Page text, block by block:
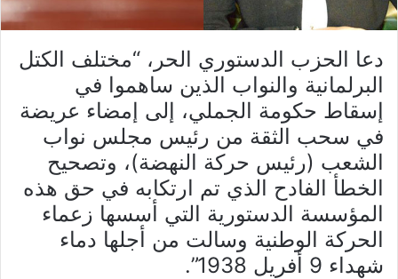
دعا الحزب الدستوري الحر، “مختلف الكتل
البرلمانية والنواب الذين ساهموا في
إسقاط حكومة الجملي، إلى إمضاء عريضة
في سحب الثقة من رئيس مجلس نواب
الشعب (رئيس حركة النهضة)، وتصحيح
الخطأ الفادح الذي تم ارتكابه في حق هذه
المؤسسة الدستورية التي أسسها زعماء
الحركة الوطنية وسالت من أجلها دماء
شهداء 9 أفريل 1938”.